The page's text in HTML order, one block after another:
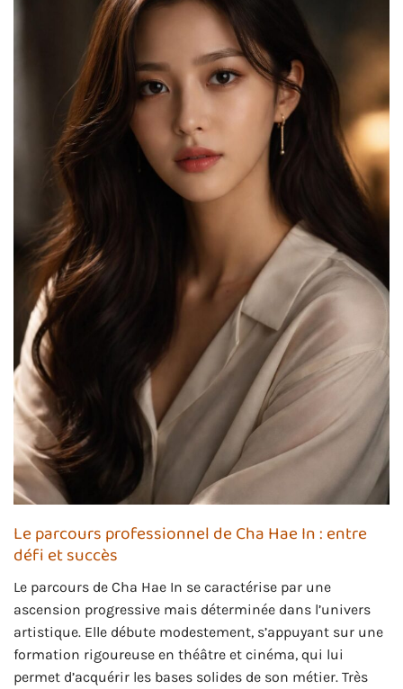
Le parcours professionnel de Cha Hae In : entre
défi et succès
Le parcours de Cha Hae In se caractérise par une
ascension progressive mais déterminée dans l’univers
artistique. Elle débute modestement, s’appuyant sur une
formation rigoureuse en théâtre et cinéma, qui lui
permet d’acquérir les bases solides de son métier. Très